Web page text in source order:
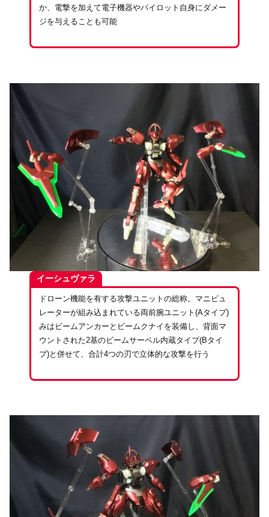
か、電撃を加えて電子機器やパイロット自身にダメー
ジを与えることも可能
イーシュヴァラ
ドローン機能を有する攻撃ユニットの総称。マニピュ
レーターが組み込まれている両前腕ユニット(Aタイプ)
みはビームアンカーとビームクナイを装備し、背面マ
ウントされた2基のビームサーベル内蔵タイプ(Bタイ
プ)と併せて、合計4つの刃で立体的な攻撃を行う